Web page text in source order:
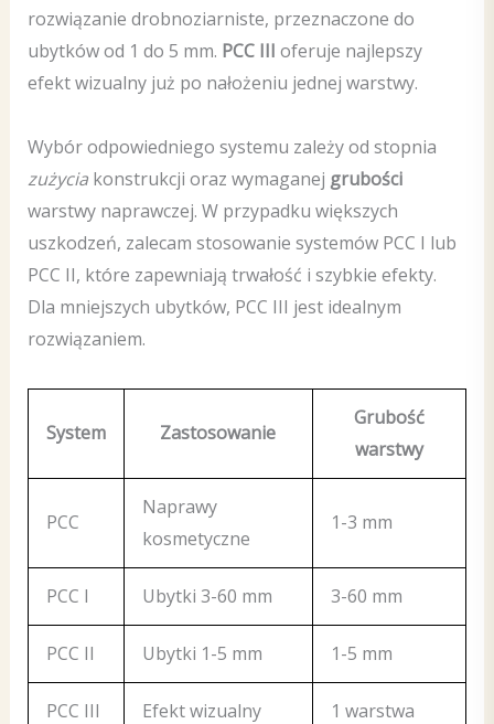
rozwiązanie drobnoziarniste, przeznaczone do
ubytków od 1 do 5 mm. PCC III oferuje najlepszy
efekt wizualny już po nałożeniu jednej warstwy.
Wybór odpowiedniego systemu zależy od stopnia
zużyciakonstrukcji oraz wymaganej grubości
warstwy naprawczej. W przypadku większych
uszkodzeń, zalecam stosowanie systemów PCC I lub
PCC II, które zapewniają trwałość i szybkie efekty.
Dla mniejszych ubytków, PCC III jest idealnym
rozwiązaniem.
System Zastosowanie
Grubość
warstwy
PCC
Naprawy
kosmetyczne
1-3 mm
PCC I Ubytki 3-60 mm 3-60 mm
PCC II Ubytki 1-5 mm 1-5 mm
PCC III Efekt wizualny 1 warstwa